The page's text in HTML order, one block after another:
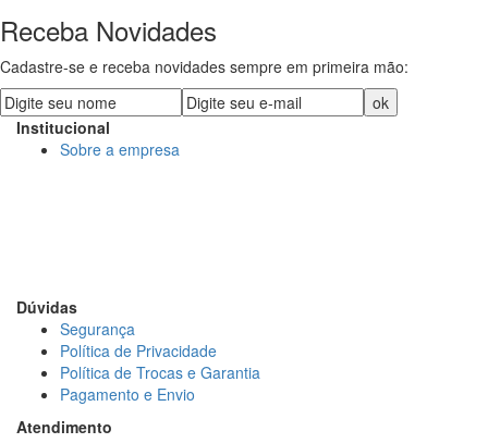
Receba Novidades
Cadastre-se e receba novidades sempre em primeira mão:
Institucional
Sobre a empresa
Dúvidas
Segurança
Política de Privacidade
Política de Trocas e Garantia
Pagamento e Envio
Atendimento